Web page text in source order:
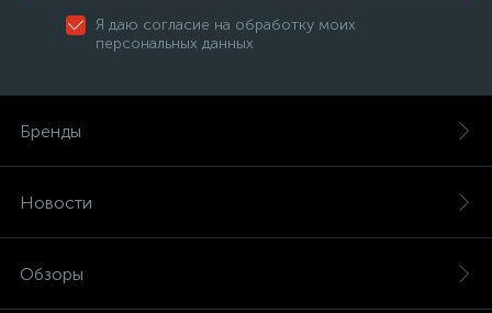
Я даю согласие на обработку моих
персональных данных
Бренды
Новости
Обзоры